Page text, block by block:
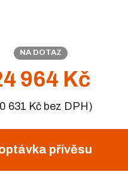
NA DOTAZ
964 Kč
631 Kč bez DPH)
přívěsu